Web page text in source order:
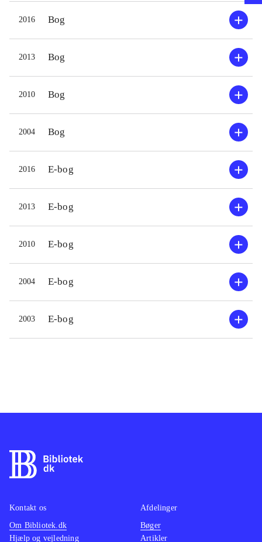
2016 Bog
2013 Bog
2010 Bog
2004 Bog
2016 E-bog
2013 E-bog
2010 E-bog
2004 E-bog
2003 E-bog
Kontakt os
Om Bibliotek.dk
Hjælp og vejledning
Afdelinger
Bøger
Artikler